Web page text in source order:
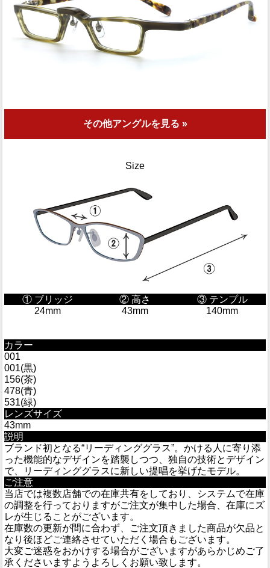
その他アングルを見る »
Size
① ブリッジ ② 高さ
③ テンプル
24mm
43mm 140mm
カラー
001
001(黒)
156(茶)
478(青)
531(緑)
レンズサイズ
43mm
説明
ブランド初となる“リーディンググラス”。かける人に寄り添
った機能的なデザインを踏襲しつつ、独自の技術とデザイン
で、リーディンググラスに新しい提唱を挙げたモデル。
ご注意
当店では複数店舗での在庫共有をしており、システムで在庫
の調整を行っておりますがご注文が集中した場合、在庫にズ
レが生じることがございます。
在庫数の更新が間に合わず、ご注文頂きました商品が欠品と
なり後ほどご連絡させていただく場合もございます。
大変ご迷惑をおかけする場合がございますがあらかじめご了
承くださいますようよろしくお願い致します。